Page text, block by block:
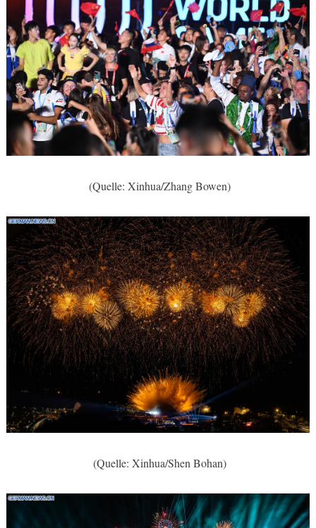
(Quelle: Xinhua/Zhang Bowen)
(Quelle: Xinhua/Shen Bohan)